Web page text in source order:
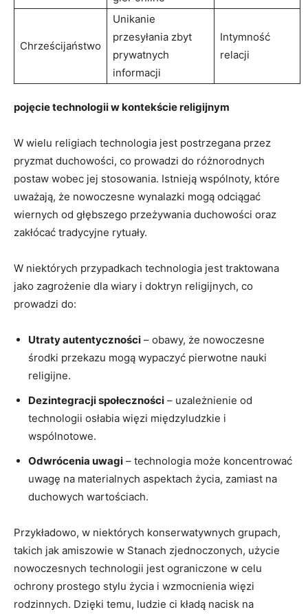
Chrześcijaństwo
Unikanie
przesyłania ‍zbyt‌
prywatnych
informacji
Intymność
relacji
pojęcie technologii w kontekście religijnym
W wielu religiach technologia jest postrzegana przez
pryzmat duchowości, co prowadzi do różnorodnych
‍postaw⁢ wobec jej ​stosowania. Istnieją wspólnoty, które‌
uważają, że nowoczesne ​wynalazki⁣ mogą‍ odciągać
wiernych od głębszego⁢ przeżywania duchowości⁣ oraz
zakłócać⁣ tradycyjne ‌rytuały.
W niektórych przypadkach⁤ technologia ​jest traktowana
jako zagrożenie dla‍ wiary i doktryn religijnych, co
prowadzi do:
Utraty autentyczności – obawy, że nowoczesne
środki przekazu ‍mogą wypaczyć pierwotne nauki
⁣religijne.
Dezintegracji społeczności –​ uzależnienie od
technologii osłabia więzi międzyludzkie​ i
wspólnotowe.
Odwrócenia‍ uwagi – technologia może koncentrować
uwagę na materialnych aspektach życia, zamiast na
duchowych⁢ wartościach.
Przykładowo, w niektórych ⁤konserwatywnych ​grupach,
takich jak amiszowie w‍ Stanach‌ zjednoczonych, użycie
nowoczesnych technologii ​jest ograniczone w ​celu
ochrony‍ prostego ⁣stylu życia i wzmocnienia więzi
rodzinnych. ⁣Dzięki temu, ludzie ci kładą nacisk na